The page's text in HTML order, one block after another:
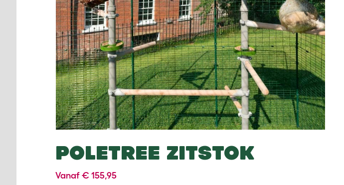
POLETREE ZITSTOK
Vanaf € 155,95